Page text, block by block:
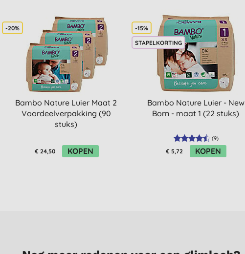
-20%
Bambo Nature Luier Maat 2
Voordeelverpakking (90
stuks)
€ 24,50 KOPEN
-15%
STAPELKORTING
Bambo Nature Luier - New
Born - maat 1 (22 stuks)
(9)
€ 5,72 KOPEN